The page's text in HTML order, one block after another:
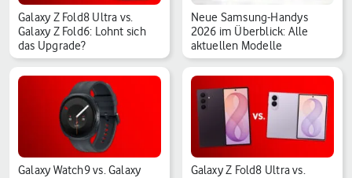
Galaxy Z Fold8 Ultra vs.
Galaxy Z Fold6: Lohnt sich
das Upgrade?
Neue Samsung-Handys
2026 im Überblick: Alle
aktuellen Modelle
Galaxy Watch9 vs. Galaxy
Galaxy Z Fold8 Ultra vs.